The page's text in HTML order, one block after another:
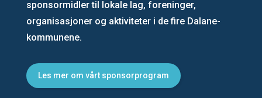
sponsormidler til lokale lag, foreninger,
organisasjoner og aktiviteter i de fire Dalane-
kommunene.
Les mer om vårt sponsorprogram